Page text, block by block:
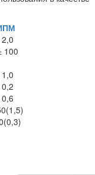
2,0
100
1,0
0,2
0,6